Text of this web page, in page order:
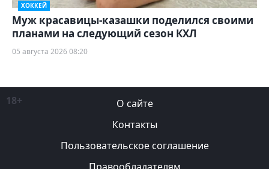
ХОККЕЙ
Муж красавицы-казашки поделился своими
планами на следующий сезон КХЛ
05 августа 2026 08:20
18+
О сайте
Контакты
Пользовательское соглашение